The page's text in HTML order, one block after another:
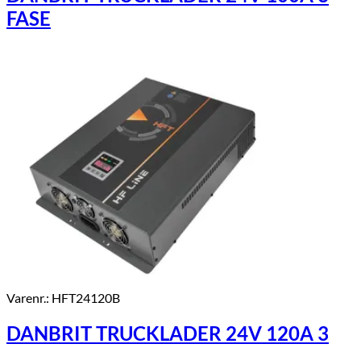
FASE
Varenr.: HFT24120B
DANBRIT TRUCKLADER 24V 120A 3